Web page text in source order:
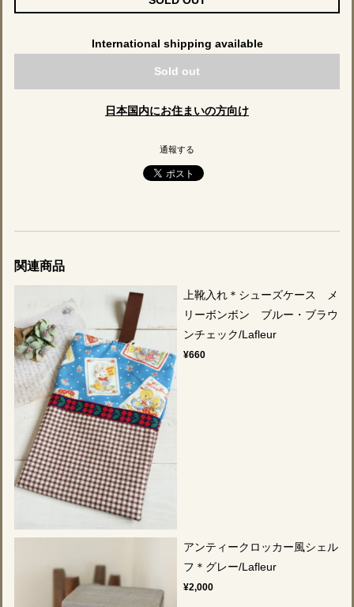
International shipping available
Sold out
日本国内にお住まいの方向け
通報する
関連商品
上靴入れ＊シューズケース メ
リーボンボン ブルー・ブラウ
ンチェック/Lafleur
¥660
アンティークロッカー風シェル
フ＊グレー/Lafleur
¥2,000